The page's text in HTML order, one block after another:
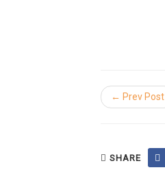
← Prev Post
SHARE